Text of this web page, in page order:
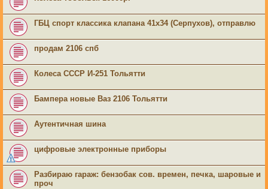
ГБЦ спорт классика клапана 41х34 (Серпухов), отправлю
продам 2106 спб
Колеса СССР И-251 Тольятти
Бампера новые Ваз 2106 Тольятти
Аутентичная шина
цифровые электронные приборы
Разбираю гараж: бензобак сов. времен, печка, шаровые и
проч